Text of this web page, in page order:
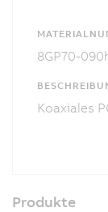
8GP70-
Koaxiales
Produkte